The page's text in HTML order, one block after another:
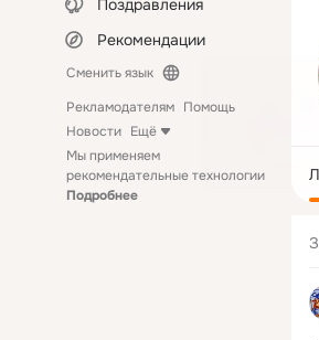
Поздравления
Рекомендации
Сменить язык
Рекламодателям Помощь
Новости Ещё
Мы применяем
рекомендательные технологии
Подробнее